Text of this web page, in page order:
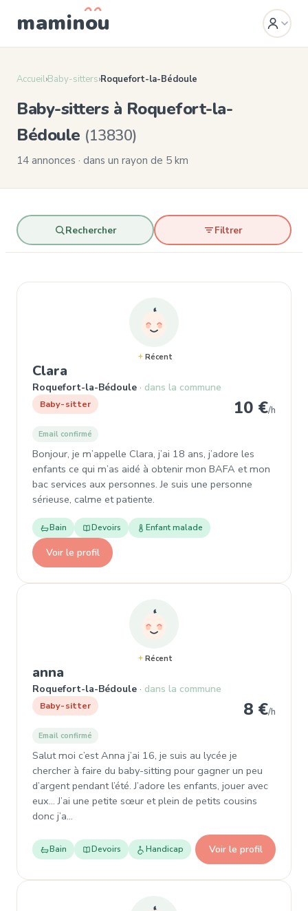
maminou
Accueil›Baby-sitters›Roquefort-la-Bédoule
Baby-sitters à Roquefort-la-
Bédoule (13830)
14 annonces · dans un rayon de 5 km
Rechercher Filtrer
Récent
Clara
Roquefort-la-Bédoule dans la commune
Baby-sitter 10 €/h
Email confirmé
Bonjour, je m’appelle Clara, j’ai 18 ans, j’adore les
enfants ce qui m’as aidé à obtenir mon BAFA et mon
bac services aux personnes. Je suis une personne
sérieuse, calme et patiente.
Bain Devoirs Enfant malade
Voir le profil
Récent
anna
Roquefort-la-Bédoule dans la commune
Baby-sitter 8 €/h
Email confirmé
Salut moi c’est Anna j’ai 16, je suis au lycée je
chercher à faire du baby-sitting pour gagner un peu
d’argent pendant l’été. J’adore les enfants, jouer avec
eux… J’ai une petite sœur et plein de petits cousins
donc j’a…
Bain Devoirs Handicap Voir le profil